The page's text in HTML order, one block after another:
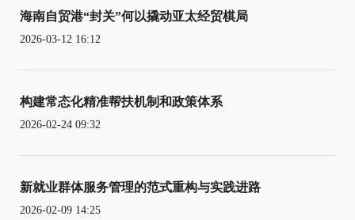
海南自贸港“封关”何以撬动亚太经贸棋局
2026-03-12 16:12
构建常态化精准帮扶机制和政策体系
2026-02-24 09:32
新就业群体服务管理的范式重构与实践进路
2026-02-09 14:25